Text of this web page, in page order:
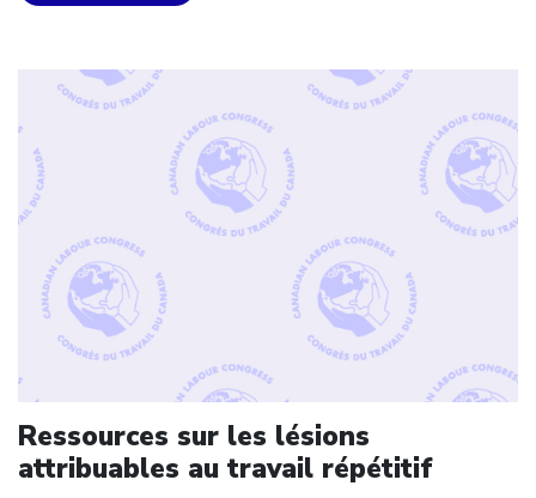
Ressources sur les lésions
attribuables au travail répétitif
Click to open the link